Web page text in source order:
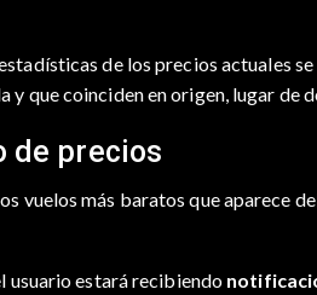
de los precios actuales
que coinciden en origen, lugar de
de precios
vuelos más baratos que aparece
usuario estará recibiendo